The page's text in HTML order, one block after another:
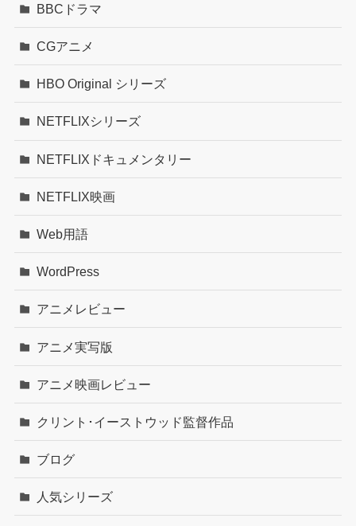
BBCドラマ
CGアニメ
HBO Original シリーズ
NETFLIXシリーズ
NETFLIXドキュメンタリー
NETFLIX映画
Web用語
WordPress
アニメレビュー
アニメ実写版
アニメ映画レビュー
クリント･イーストウッド監督作品
ブログ
人気シリーズ